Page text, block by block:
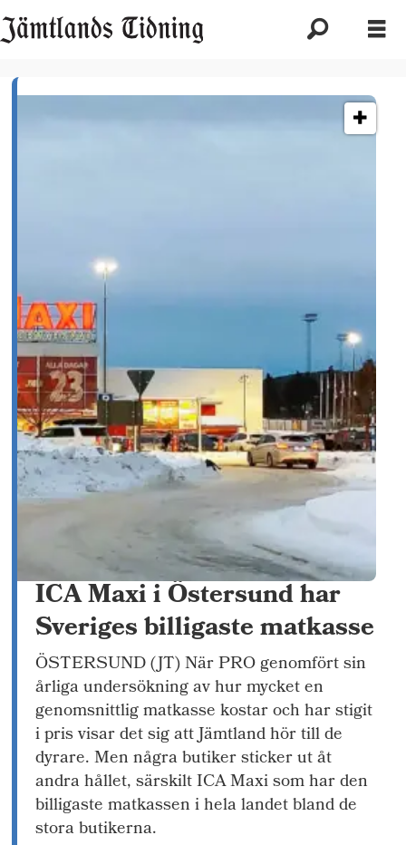
Etikett:
ica
ICA Maxi i Östersund har
Sveriges billigaste matkasse
ÖSTERSUND (JT) När PRO genomfört sin
årliga undersökning av hur mycket en
genomsnittlig matkasse kostar och har stigit
i pris visar det sig att Jämtland hör till de
dyrare. Men några butiker sticker ut åt
andra hållet, särskilt ICA Maxi som har den
billigaste matkassen i hela landet bland de
stora butikerna.